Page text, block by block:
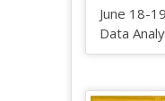
June 18-
Data